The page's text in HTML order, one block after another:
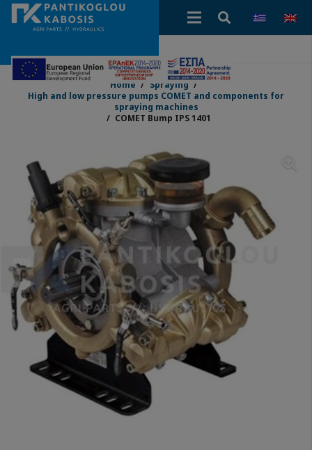
Home / Spraying /
High and low pressure pumps COMET and components for
spraying machines
/ COMET Bump IPS 1401